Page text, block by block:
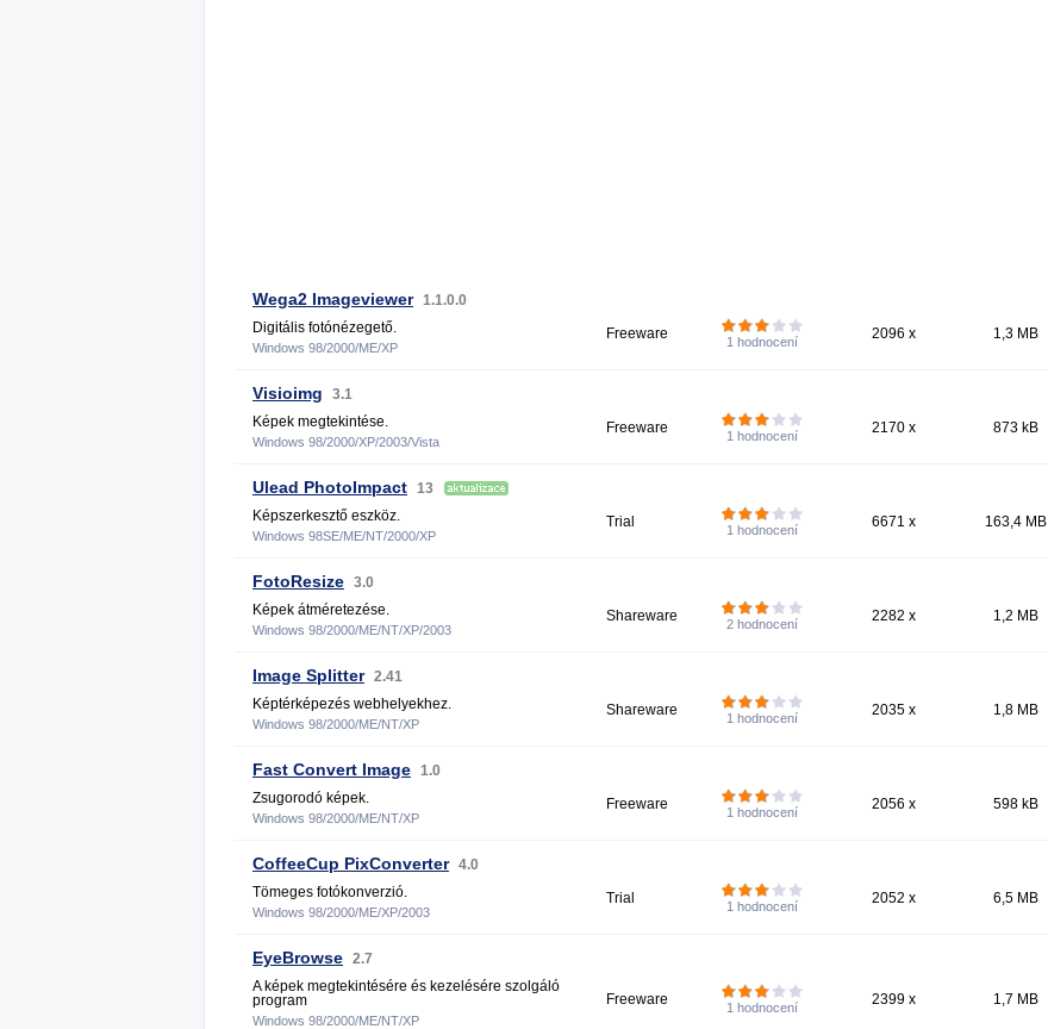
Wega2 Imageviewer 1.1.0.0
Digitális fotónézegető.
Windows 98/2000/ME/XP
Freeware 1 hodnocení 2096 x 1,3 MB
Visioimg
3.1
Képek megtekintése.
Windows 98/2000/XP/2003/Vista
Freeware 1 hodnocení 2170 x 873 kB
Ulead PhotoImpact 13
Képszerkesztő eszköz.
Windows 98SE/ME/NT/2000/XP
Trial 1 hodnocení 6671 x 163,4 MB
FotoResize 3.0
Képek átméretezése.
Windows 98/2000/ME/NT/XP/2003
Shareware 2 hodnocení 2282 x 1,2 MB
Image Splitter 2.41
Képtérképezés webhelyekhez.
Windows 98/2000/ME/NT/XP
Shareware 1 hodnocení 2035 x 1,8 MB
Fast Convert Image 1.0
Zsugorodó képek.
Windows 98/2000/ME/NT/XP
Freeware 1 hodnocení 2056 x 598 kB
CoffeeCup PixConverter 4.0
Tömeges fotókonverzió.
Windows 98/2000/ME/XP/2003
Trial 1 hodnocení 2052 x 6,5 MB
EyeBrowse 2.7
A képek megtekintésére és kezelésére szolgáló
program
Windows 98/2000/ME/NT/XP
Freeware 1 hodnocení 2399 x 1,7 MB